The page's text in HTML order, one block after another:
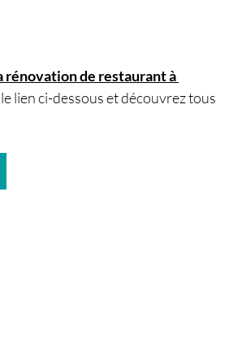
rénovation de restaurant à
lien ci-dessous et découvrez tous